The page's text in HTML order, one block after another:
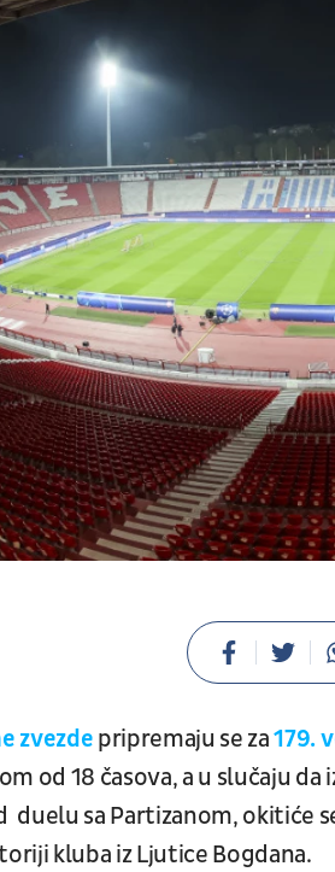
zvezde pripremaju se za179.
od 18 časova, a u slučaju da
duelu sa Partizanom,
kluba iz Ljutice Bogdana.